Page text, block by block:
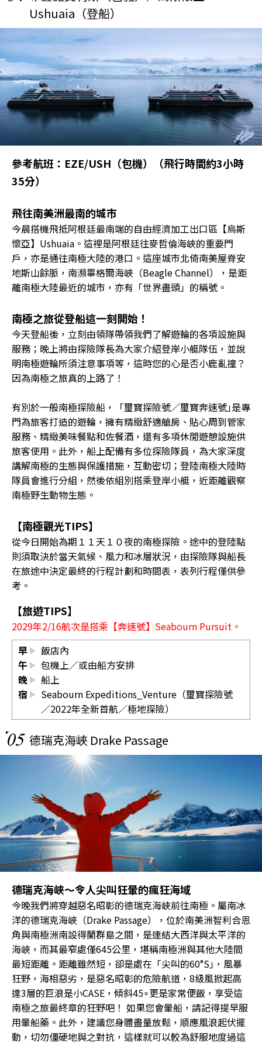
Ushuaia（登船）
參考航班：EZE/USH（包機）（飛行時間約3小時
35分）
飛往南美洲最南的城市
今晨搭機飛抵阿根廷最南端的自由經濟加工出口區【烏斯
懷亞】Ushuaia。這裡是阿根廷往麥哲倫海峽的重要門
戶，亦是通往南極大陸的港口。這座城市北倚南美屋脊安
地斯山餘脈，南瀕畢格爾海峽（Beagle Channel），是距
離南極大陸最近的城市，亦有「世界盡頭」的稱號。
南極之旅從登船這一刻開始！
今天登船後，立刻由領隊帶領我們了解遊輪的各項設施與
服務；晚上將由探險隊長為大家介紹登岸小艇隊伍，並說
明南極遊輪所須注意事項等，這時您的心是否小鹿亂撞？
因為南極之旅真的上路了！
有別於一般南極探險船，「璽寶探險號／璽寶奔速號｣是專
門為旅客打造的遊輪，擁有精緻舒適艙房、貼心周到管家
服務、精緻美味餐點和佐餐酒，還有多項休閒遊憩設施供
旅客使用。此外，船上配備有多位探險隊員，為大家深度
講解南極的生態與保護措施，互動密切；登陸南極大陸時
隊員會進行分組，然後依組別搭乘登岸小艇，近距離觀察
南極野生動物生態。
【南極觀光TIPS】
從今日開始為期１１天１０夜的南極探險。途中的登陸點
則須取決於當天氣候、風力和冰層狀況，由探險隊與船長
在旅途中決定最終的行程計劃和時間表，表列行程僅供參
考。
【旅遊TIPS】
2029年2/16航次是搭乘【奔速號】Seabourn Pursuit。
早
飯店內
午
包機上／或由船方安排
晚
船上
宿
Seabourn Expeditions_Venture（璽寶探險號
／2022年全新首航／極地探險）
05 德瑞克海峽 Drake Passage
德瑞克海峽〜令人尖叫狂暈的瘋狂海域
今晚我們將穿越惡名昭彰的德瑞克海峽前往南極。屬南冰
洋的德瑞克海峽（Drake Passage），位於南美洲智利合恩
角與南極洲南設得蘭群島之間，是連結大西洋與太平洋的
海峽，而其最窄處僅645公里，堪稱南極洲與其他大陸間
最短距離。距離雖然短，卻是處在「尖叫的60°S｣，風暴
狂野，海相惡劣，是惡名昭彰的危險航道，8級風掀起高
達3層的巨浪是小CASE，傾斜45∘更是家常便飯，享受這
南極之旅最終章的狂野吧！ 如果您會暈船，請記得提早服
用暈船藥。此外，建議您身體盡量放鬆，順應風浪起伏擺
動，切勿僵硬地與之對抗，這樣就可以較為舒服地度過這